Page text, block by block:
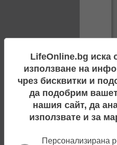
LifeOnline.bg иска
използване на
чрез бисквитки и
да подобрим
нашия сайт, да
използвате и за
Персонализирана